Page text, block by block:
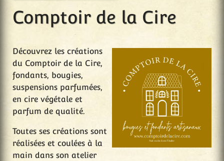
Comptoir de la Cire
Découvrez les créations
du Comptoir de la Cire,
fondants, bougies,
suspensions parfumées,
en cire végétale et
parfum de qualité.
Toutes ses créations sont
réalisées et coulées à la
main dans son atelier